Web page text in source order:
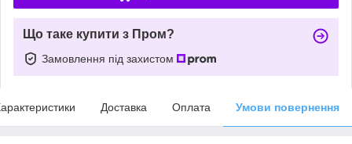
Що таке купити з Пром?
Замовлення під захистом
Доставка Оплата Умови повернення